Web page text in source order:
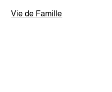
Vie de Famille